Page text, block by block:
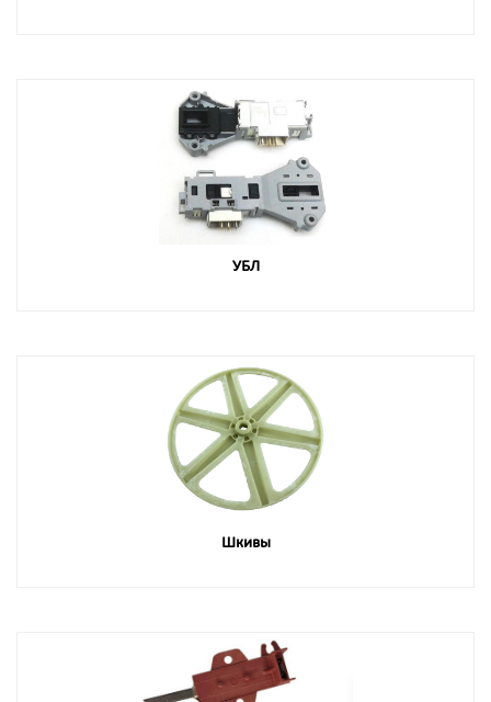
УБЛ
Шкивы